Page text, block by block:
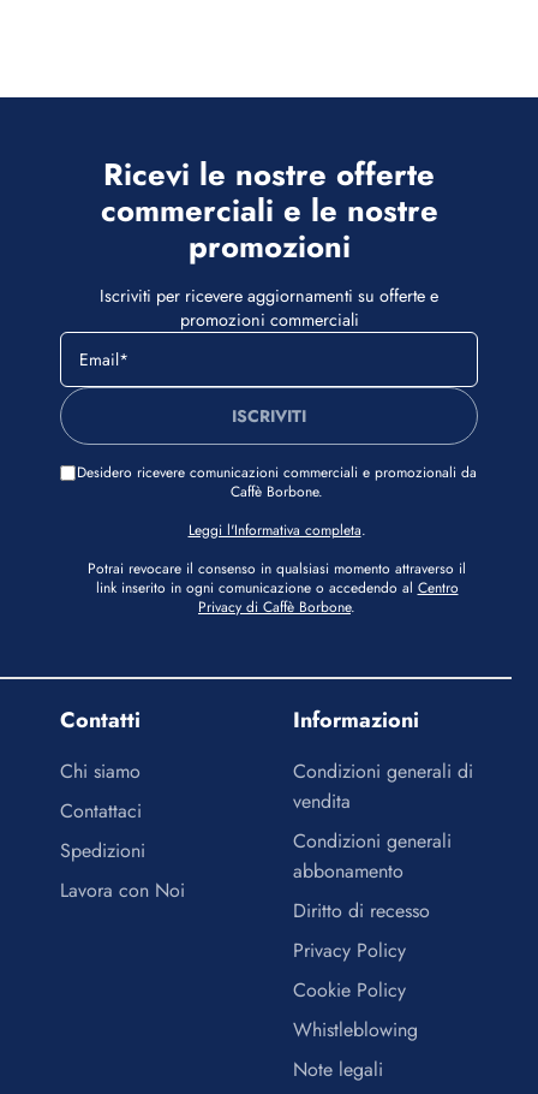
Ricevi le nostre offerte
commerciali e le nostre
promozioni
Iscriviti per ricevere aggiornamenti su offerte e
promozioni commerciali
ISCRIVITI
Desidero ricevere comunicazioni commerciali e promozionali da
Caffè Borbone.
Leggi l'Informativa completa.
Potrai revocare il consenso in qualsiasi momento attraverso il
link inserito in ogni comunicazione o accedendo al Centro
Privacy di Caffè Borbone.
Contatti
Chi siamo
Contattaci
Spedizioni
Lavora con Noi
Informazioni
Condizioni generali di
vendita
Condizioni generali
abbonamento
Diritto di recesso
Privacy Policy
Cookie Policy
Whistleblowing
Note legali